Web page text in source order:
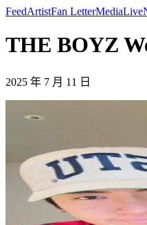
FeedArtistFan LetterMediaLive
THE BOYZ
2025 年 7 月 11 日